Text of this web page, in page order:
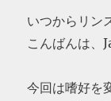
いつからリン
こんばんは、
今回は嗜好を